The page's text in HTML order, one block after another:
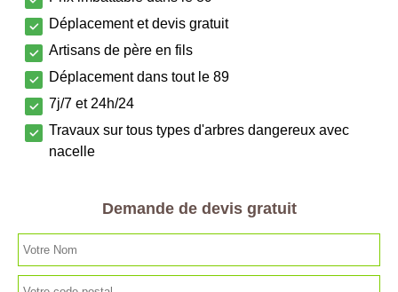
Déplacement et devis gratuit
Artisans de père en fils
Déplacement dans tout le 89
7j/7 et 24h/24
Travaux sur tous types d'arbres dangereux avec
nacelle
Demande de devis gratuit